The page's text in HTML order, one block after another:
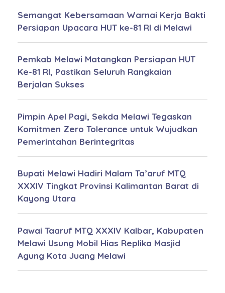
Semangat Kebersamaan Warnai Kerja Bakti
Persiapan Upacara HUT ke-81 RI di Melawi
Pemkab Melawi Matangkan Persiapan HUT
Ke-81 RI, Pastikan Seluruh Rangkaian
Berjalan Sukses
Pimpin Apel Pagi, Sekda Melawi Tegaskan
Komitmen Zero Tolerance untuk Wujudkan
Pemerintahan Berintegritas
Bupati Melawi Hadiri Malam Ta’aruf MTQ
XXXIV Tingkat Provinsi Kalimantan Barat di
Kayong Utara
Pawai Taaruf MTQ XXXIV Kalbar, Kabupaten
Melawi Usung Mobil Hias Replika Masjid
Agung Kota Juang Melawi